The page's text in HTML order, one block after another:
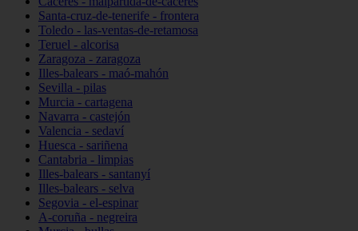
Santa-cruz-de-tenerife - frontera
Toledo - las-ventas-de-retamosa
Teruel - alcorisa
Zaragoza - zaragoza
Illes-balears - maó-mahón
Sevilla - pilas
Murcia - cartagena
Navarra - castejón
Valencia - sedaví
Huesca - sariñena
Cantabria - limpias
Illes-balears - santanyí
Illes-balears - selva
Segovia - el-espinar
A-coruña - negreira